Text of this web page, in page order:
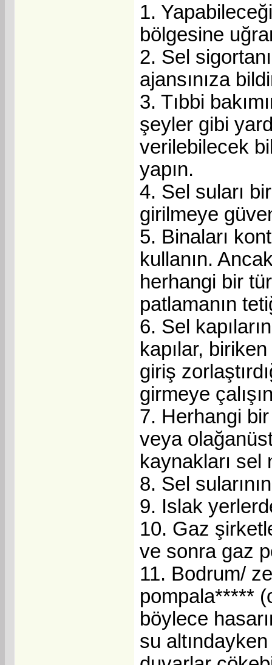
1.
bölgesine
2. Sel
ajansınıza
3. Tıbbi
şeyler gibi
verilebilecek
yapın.
4. Sel suları
girilmeye
5. Binaları
kullanın.
herhangi bir
patlamanın
6. Sel
kapılar,
giriş
girmeye
7. Herhangi
veya
kaynakları
8. Sel
9. Islak
10. Gaz
ve sonra gaz
11. Bodrum/
pompala*****
böylece
su